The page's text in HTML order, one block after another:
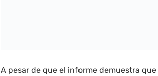
A pesar de que el informe demuestra que